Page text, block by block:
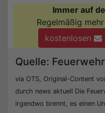
Immer auf
Regelmäßig
kostenlosen
Quelle:
via OTS, Original-Content
durch news aktuell Die
irgendwo brennt, es einen